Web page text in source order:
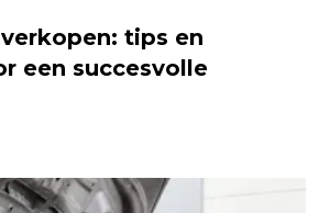
tips en
een succesvolle